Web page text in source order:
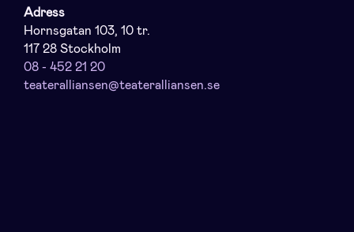
Adress
Hornsgatan 103, 10 tr.
117 28 Stockholm
08 - 452 21 20
teateralliansen@teateralliansen.se